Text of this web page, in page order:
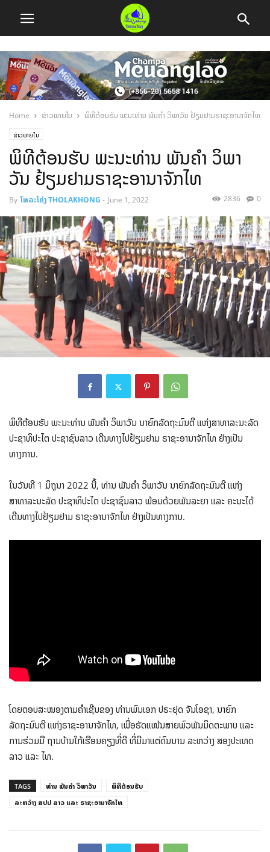
Home ຂ່າວພາຍໃນ ພິທີຕ້ອນຮັບ ພະນະທ່ານ ພັນຄຳ ວິພາວັນ ຢ້ຽມຢາມຣາຊະອານາຈັກໄທ
ຂ່າວພາຍໃນ
ພິທີຕ້ອນຮັບ ພະນະທ່ານ ພັນຄຳ ວິພາ
ວັນ ຢ້ຽມຢາມຣາຊະອານາຈັກໄທ
By ໂທລະໂຄ່ງ THOLAKHONG - June 1, 2022 0
2836
ພິທີຕ້ອນຮັບ ພະນະທ່ານ ພັນຄຳ ວິພາວັນ ນາຍົກລັດຖະມົນຕີ ແຫ່ງສາທາລະນະລັດ
ປະຊາທິປະໄຕ ປະຊາຊົນລາວ ເດີນທາງໄປຢ້ຽມຢາມ ຣາຊະອານາຈັກໄທ ຢ່າງເປັນ
ທາງການ.
ໃນວັນທີ 1 ມິຖຸນາ 2022 ນີ້, ທ່ານ ພັນຄໍາ ວິພາວັນ ນາຍົກລັດຖະມົນຕີ ແຫ່ງ
ສາທາລະນະລັດ ປະຊາທິປະໄຕ ປະຊາຊົນລາວ ພ້ອມດ້ວຍພັນລະຍາ ແລະ ຄະນະໄດ້
ເດີນທາງໄປຢ້ຽມຢາມ ຣາຊະອານາຈັກໄທ ຢ່າງເປັນທາງການ.
ໂດຍຕອບສະໜອງຕາມຄຳເຊີນຂອງ ທ່ານພົນເອກ ປຣະຢຸດ ຈັນໂອຊາ, ນາຍົກ
ລັດຖະມົນຕີ ແຫ່ງຣາຊະອານາຈັກໄທ, ເພື່ອຮັດແໜ້ນສາຍພົວພັນມິດຕະພາບ ແລະ
ການຮ່ວມມື ຖານບ້ານໃກ້ເຮືອນຄຽງທີ່ດີ ທີ່ມີມາແຕ່ດົນນານ ລະຫວ່າງ ສອງປະເທດ
ລາວ ແລະ ໄທ.
TAGS ທ່ານ ພັນຄຳ ວິພາວັນ
ພິທີຕ້ອນຮັບ
ລະຫວ່າງ ສປປ ລາວ ແລະ ຣາຊະອານາຈັກໄທ